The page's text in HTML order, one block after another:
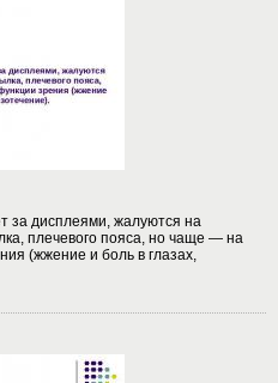
за дисплеями, жалуются на
плечевого пояса, но чаще — на
(жжение и боль в глазах,